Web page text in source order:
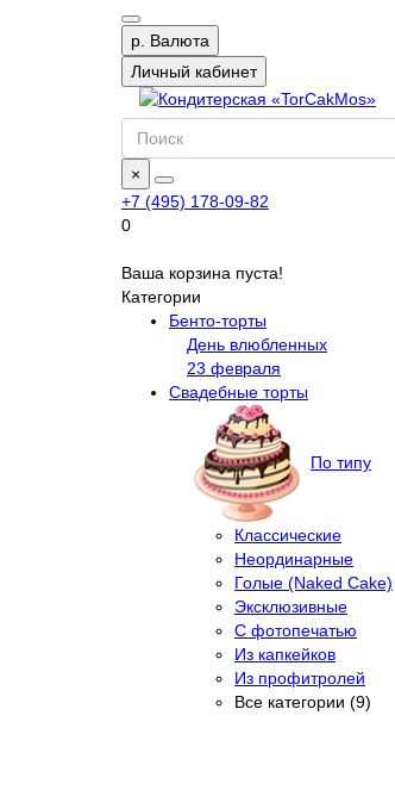
р. Валюта
Личный кабинет
×
+7 (495) 178-09-82
0
Ваша корзина пуста!
Категории
Бенто-торты
День влюбленных
23 февраля
Свадебные торты
По типу
Классические
Неординарные
Голые (Naked Cake)
Эксклюзивные
С фотопечатью
Из капкейков
Из профитролей
Все категории (9)